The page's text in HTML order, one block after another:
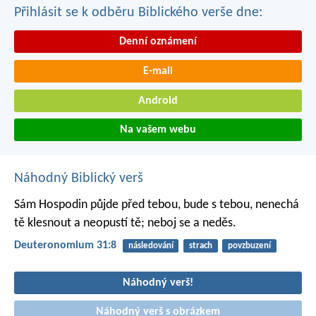
Přihlásit se k odběru Biblického verše dne:
Denní oznámení
E-mail
Android
Na vašem webu
Náhodný Biblický verš
Sám Hospodin půjde před tebou, bude s tebou, nenechá
tě klesnout a neopustí tě; neboj se a neděs.
Deuteronomium 31:8 následování strach povzbuzení
Náhodný verš!
Náhodný verš s obrázkem